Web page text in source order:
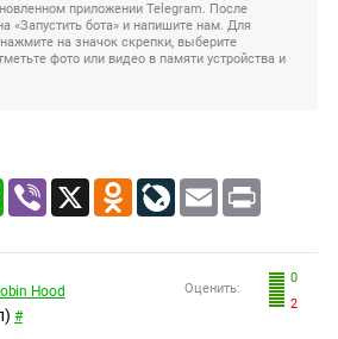
приложении Telegram. После
«Запустить бота» и напишите нам. Для
на значок скрепки, выберите
фото или видео в памяти устройства и
WhatsApp
Viber X Odnoklassniki
LiveJournal
Email Print
0
2
Оценить:
Hood
#